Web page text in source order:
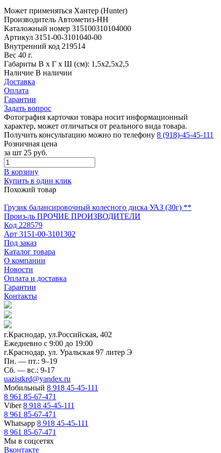
Может применяться Хантер (Hunter)
Производитель Автометиз-НН
Каталожный номер 315100310104000
Артикул 3151-00-3101040-00
Внутренний код 219514
Вес 40 г.
Габариты В х Г х Ш (см): 1,5х2,5х2,5
Наличие В наличии
Доставка
Оплата
Гарантии
Задать вопрос
Фотография карточки товара носит информационный
характер, может отличаться от реального вида товара.
Получить консультацию можно по телефону 8 (918)-45-45-111
Розничная цена
за шт 25 руб.
В корзину
Купить в один клик
Похожий товар
Грузик балансировочный колесного диска УАЗ (30г) **
Произ-ль ПРОЧИЕ ПРОИЗВОДИТЕЛИ
Код 228579
Арт 3151-00-3101302
Под заказ
Каталог товара
О компании
Новости
Оплата и доставка
Гарантии
Контакты
г.Краснодар, ул.Российская, 402
Ежедневно c 9:00 до 19:00
г.Краснодар, ул. Уральская 97 литер Э
Пн. — пт.: 9–19
Сб. — вс.: 9-17
uazistkrd@yandex.ru
Мобильный 8 918 45-45-111
8 961 85-67-471
Viber8 918 45-45-111
8 961 85-67-471
Whatsapp 8 918 45-45-111
8 961 85-67-471
Мы в соцсетях
Вконтакте